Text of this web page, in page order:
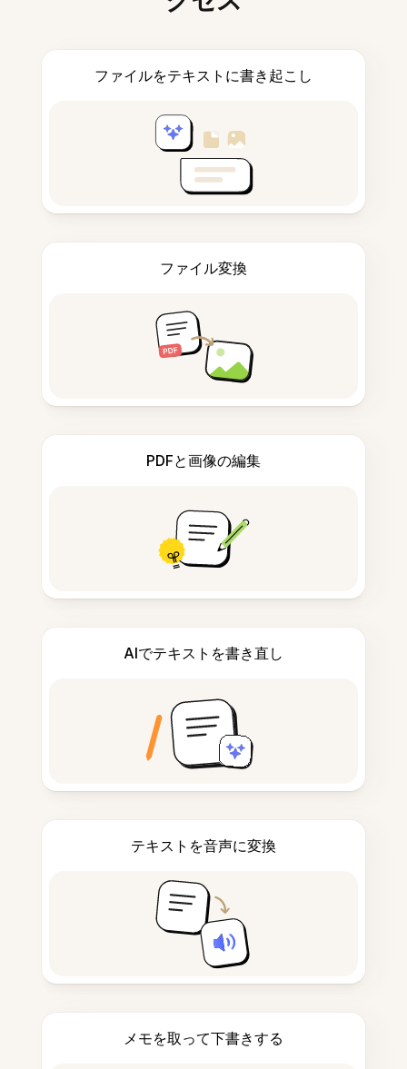
ファイルをテキストに書き起こし
ファイル変換
PDFと画像の編集
AIでテキストを書き直し
テキストを音声に変換
メモを取って下書きする